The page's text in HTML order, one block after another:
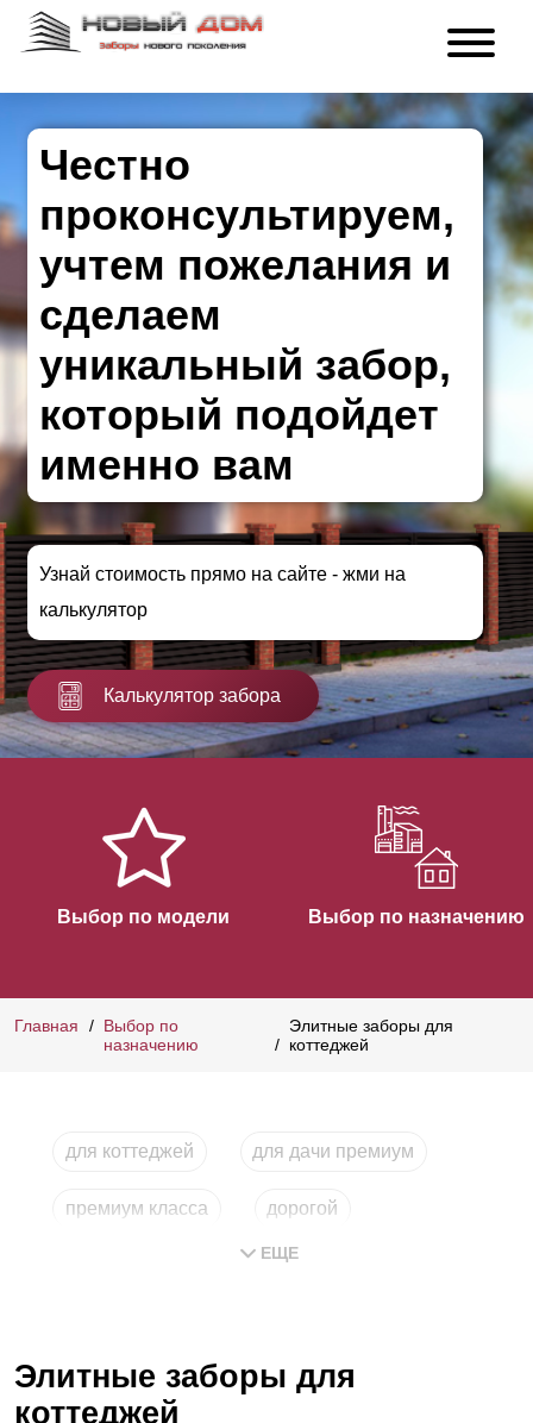
Честно
проконсультируем,
учтем пожелания и
сделаем
уникальный забор,
который подойдет
именно вам
Узнай стоимость прямо на сайте - жми на
калькулятор
Калькулятор забора
Выбор по модели Выбор по назначению
Главная
Выбор по
назначению
Элитные заборы для
коттеджей
для коттеджей для дачи премиум
премиум класса дорогой
ЕЩЕ
Элитные заборы для
коттеджей